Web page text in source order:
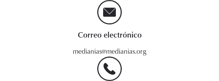
Correo electrónico
medianias@medianias.org